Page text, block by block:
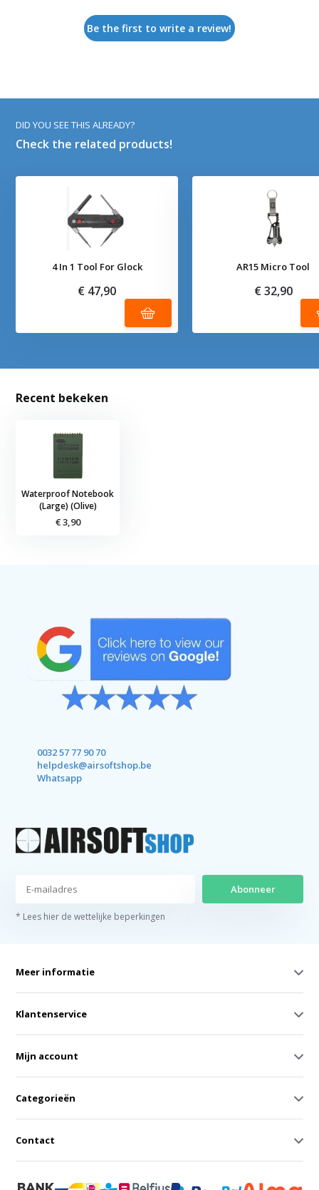
Be the first to write a review!
DID YOU SEE THIS ALREADY?
Check the related products!
4 In 1 Tool For Glock
€ 47,90
AR15 Micro Tool
€ 32,90
Recent bekeken
Waterproof Notebook
(Large) (Olive)
€ 3,90
0032 57 77 90 70
helpdesk@airsoftshop.be
Whatsapp
Abonneer
* Lees hier de wettelijke beperkingen
Meer informatie
Klantenservice
Mijn account
Categorieën
Contact